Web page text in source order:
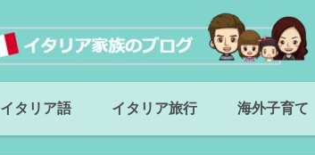
イタリア語 イタリア旅行 海外子育て